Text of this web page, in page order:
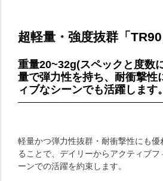
超軽量・強度抜群「
重量20~32g(スペックと度数
量で弾力性を持ち、耐衝撃性
ィブなシーンでも活躍します。
軽量かつ弾力性抜群・耐衝撃性にも
ることで、デイリーからアクティブ
ーンでの活躍を約束します。